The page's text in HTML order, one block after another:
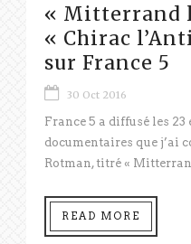
« Mitterrand
« Chirac
sur France 5
30 Oct 2016
France 5 a diffusé les 23
documentaires que j’ai
Rotman, titré «
READ MORE